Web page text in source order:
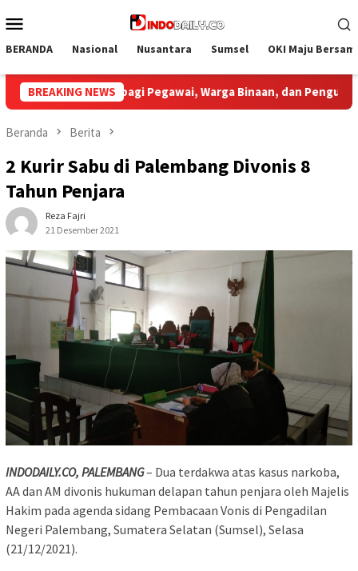
ke
Mobile
BERANDA Nasional Nusantara Sumsel OKI Maju
BREAKING NEWS
dan Pengunjung Bupati Muba Sambut Aspirasi
Beranda Berita
2 Kurir Sabu di Palembang Divonis 8
Tahun Penjara
Reza Fajri
21 Desember 2021
INDODAILY.CO, PALEMBANG– Dua terdakwa atas kasus narkoba,
AA dan AM divonis hukuman delapan tahun penjara oleh Majelis
Hakim pada agenda sidang Pembacaan Vonis di Pengadilan
Negeri Palembang, Sumatera Selatan (Sumsel), Selasa
(21/12/2021).